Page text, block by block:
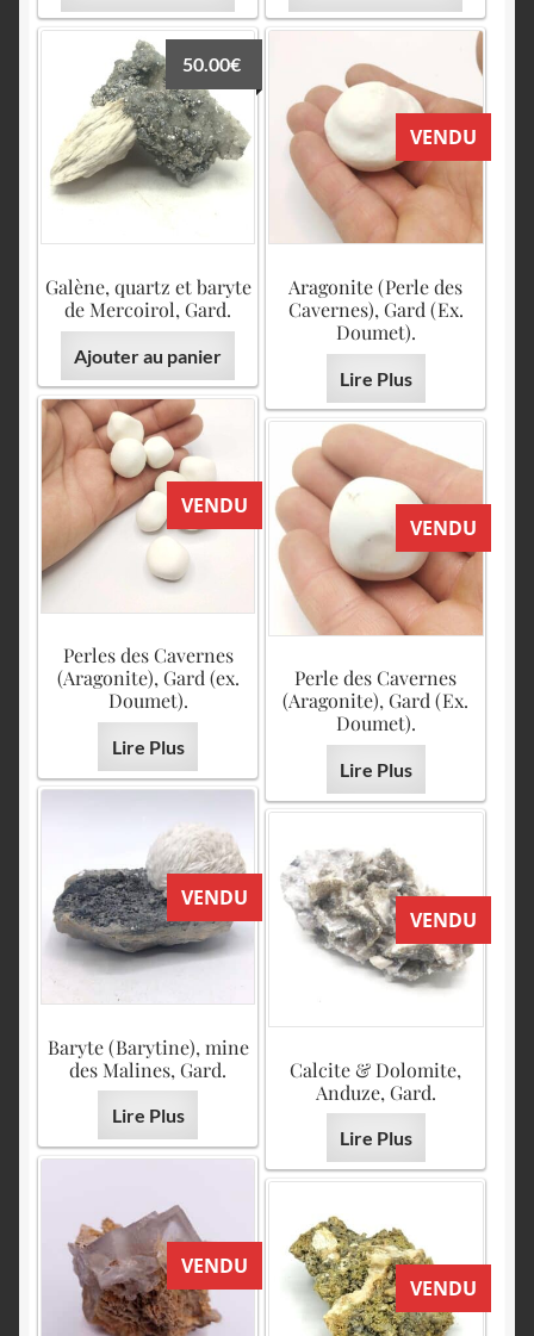
Galène, quartz et baryte
de Mercoirol, Gard.
50.00€
Ajouter au panier
VENDU
Aragonite (Perle des
Cavernes), Gard (Ex.
Doumet).
Lire Plus
VENDU
Perles des Cavernes
(Aragonite), Gard (ex.
Doumet).
Lire Plus
VENDU
Perle des Cavernes
(Aragonite), Gard (Ex.
Doumet).
Lire Plus
VENDU
Baryte (Barytine), mine
des Malines, Gard.
Lire Plus
VENDU
Calcite & Dolomite,
Anduze, Gard.
Lire Plus
VENDU
VENDU